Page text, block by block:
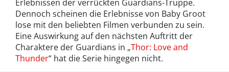
Erlebnissen der verrückten Guardians-Truppe.
Dennoch scheinen die Erlebnisse von Baby Groot
lose mit den beliebten Filmen verbunden zu sein.
Eine Auswirkung auf den nächsten Auftritt der
Charaktere der Guardians in „Thor: Love and
Thunder“ hat die Serie hingegen nicht.